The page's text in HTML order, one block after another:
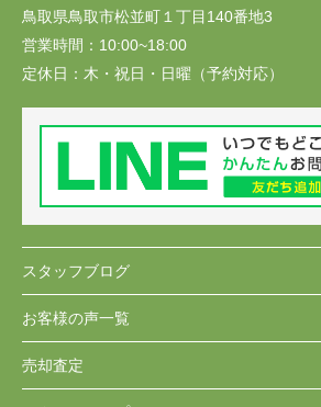
鳥取県鳥取市松並町１丁目140番地3
営業時間： 10:00~18:00
定休日： 木・祝日・日曜（予約対応）
スタッフブログ
お客様の声一覧
売却査定